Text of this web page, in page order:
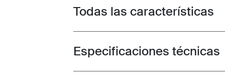
Toggle features
Todas las características
Toggle techspec
Especificaciones técnicas